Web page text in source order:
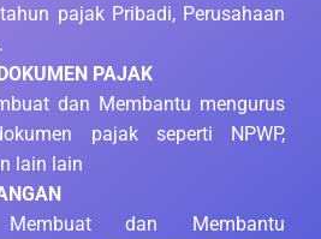
pajak Pribadi, Perusahaan
PAJAK
dan Membantu mengurus
pajak seperti NPWP,
lain lain
Membuat dan Membantu